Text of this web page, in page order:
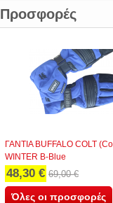
Προσφορές
ΓΑΝΤΙΑ BUFFALO COLT
WINTER B-Blue
48,30 € 69,00 €
Όλες οι προσφορές